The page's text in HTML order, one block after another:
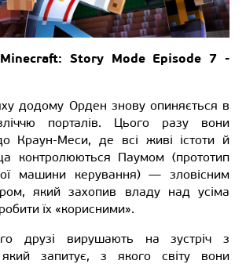
Minecraft: Story Mode Episode 7 -
додому Орден знову опиняється в
порталів. Цього разу вони
Краун-Меси, де всі живі істоти й
контролюються Паумом (прототип
машини керування) — зловісним
який захопив владу над усіма
їх «корисними».
друзі вирушають на зустріч з
запитує, з якого світу вони